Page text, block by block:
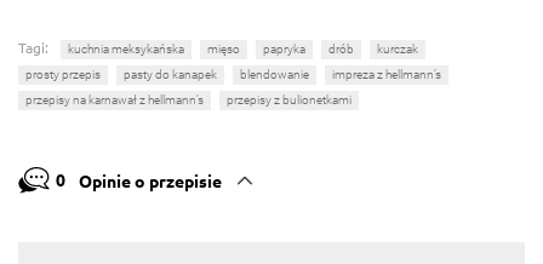
Tagi: kuchnia meksykańska mięso papryka drób
kurczak
prosty przepis
pasty do kanapek blendowanie
impreza z hellmann’s
przepisy na karnawał z hellmann’s
przepisy z bulionetkami
0 Opinie o przepisie